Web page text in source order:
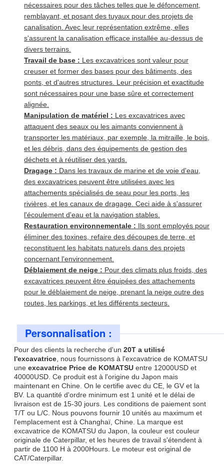
nécessaires pour des tâches telles que le défoncement,
remblayant, et posant des tuyaux pour des projets de
canalisation. Avec leur représentation extrême, elles
s'assurent la canalisation efficace installée au-dessus de
divers terrains.
Travail de base : Les excavatrices sont valeur pour
creuser et former des bases pour des bâtiments, des
ponts, et d'autres structures. Leur précision et exactitude
sont nécessaires pour une base sûre et correctement
alignée.
Manipulation de matériel : Les excavatrices avec
attaquent des seaux ou les aimants conviennent à
transporter les matériaux, par exemple, la mitraille, le bois,
et les débris, dans des équipements de gestion des
déchets et à réutiliser des yards.
Dragage : Dans les travaux de marine et de voie d'eau,
des excavatrices peuvent être utilisées avec les
attachements spécialisés de seau pour les ports, les
rivières, et les canaux de dragage. Ceci aide à s'assurer
l'écoulement d'eau et la navigation stables.
Restauration environnementale : Ils sont employés pour
éliminer des toxines, refaire des découpes de terre, et
reconstituent les habitats naturels dans des projets
concernant l'environnement.
Déblaiement de neige : Pour des climats plus froids, des
excavatrices peuvent être équipées des attachements
pour le déblaiement de neige, prenant la neige outre des
routes, les parkings, et les différents secteurs.
Personnalisation :
Pour des clients la recherche d'un 20T a utilisé
l'excavatrice , nous fournissons à l'excavatrice de KOMATSU
une excavatrice Price de KOMATSU entre 12000USD et
40000USD. Ce produit est à l'origine du Japon mais
maintenant en Chine. On le certifie avec du CE, le GV et la
BV. La quantité d'ordre minimum est 1 unité et le délai de
livraison est de 15-30 jours. Les conditions de paiement sont
T/T ou L/C. Nous pouvons fournir 10 unités au maximum et
l'emplacement est à Changhaï, Chine. La marque est
excavatrice de KOMATSU du Japon, la couleur est couleur
originale de Caterpillar, et les heures de travail s'étendent à
partir de 1100 H à 2000Hours. Le moteur est original de
CAT/Caterpillar.